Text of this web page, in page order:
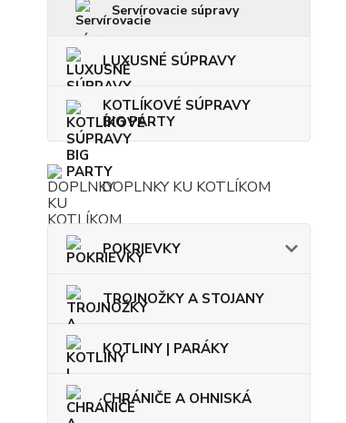
Servírovacie súpravy
LUXUSNÉ SÚPRAVY
KOTLÍKOVÉ SÚPRAVY
BIG PARTY
DOPLNKY KU KOTLÍKOM
POKRIEVKY
TROJNOŽKY A STOJANY
KOTLINY | PARÁKY
CHRÁNIČE A OHNISKÁ